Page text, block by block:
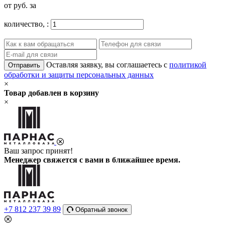
от руб. за
количество, :
Отправить Оставляя заявку, вы соглашаетесь с политикой
обработки и защиты персональных данных
×
Товар добавлен в корзину
×
Ваш запрос принят!
Менеджер свяжется с вами в ближайшее время.
+7 812 237 39 89 Обратный звонок